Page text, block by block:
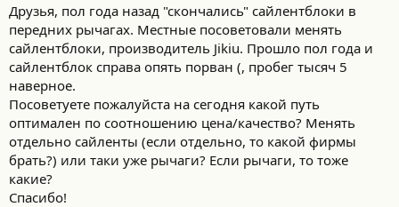
Друзья, пол года назад "скончались" сайлентблоки в
передних рычагах. Местные посоветовали менять
сайлентблоки, производитель Jikiu. Прошло пол года и
сайлентблок справа опять порван (, пробег тысяч 5
наверное.
Посоветуете пожалуйста на сегодня какой путь
оптимален по соотношению цена/качество? Менять
отдельно сайленты (если отдельно, то какой фирмы
брать?) или таки уже рычаги? Если рычаги, то тоже
какие?
Спасибо!